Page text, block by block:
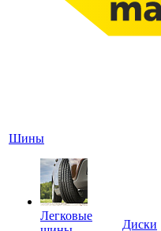
Шины
Легковые
Диски